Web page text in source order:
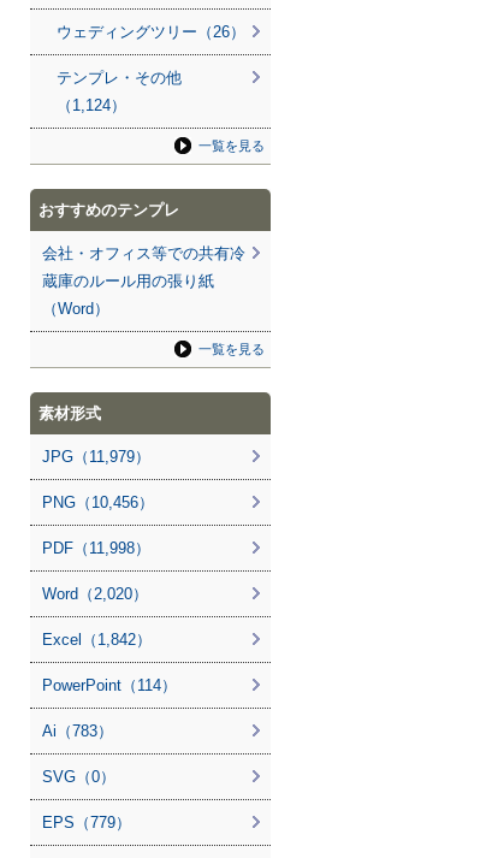
ウェディングツリー（26）
テンプレ・その他
（1,124）
一覧を見る
おすすめのテンプレ
会社・オフィス等での共有冷
蔵庫のルール用の張り紙
（Word）
一覧を見る
素材形式
JPG（11,979）
PNG（10,456）
PDF（11,998）
Word（2,020）
Excel（1,842）
PowerPoint（114）
Ai（783）
SVG（0）
EPS（779）